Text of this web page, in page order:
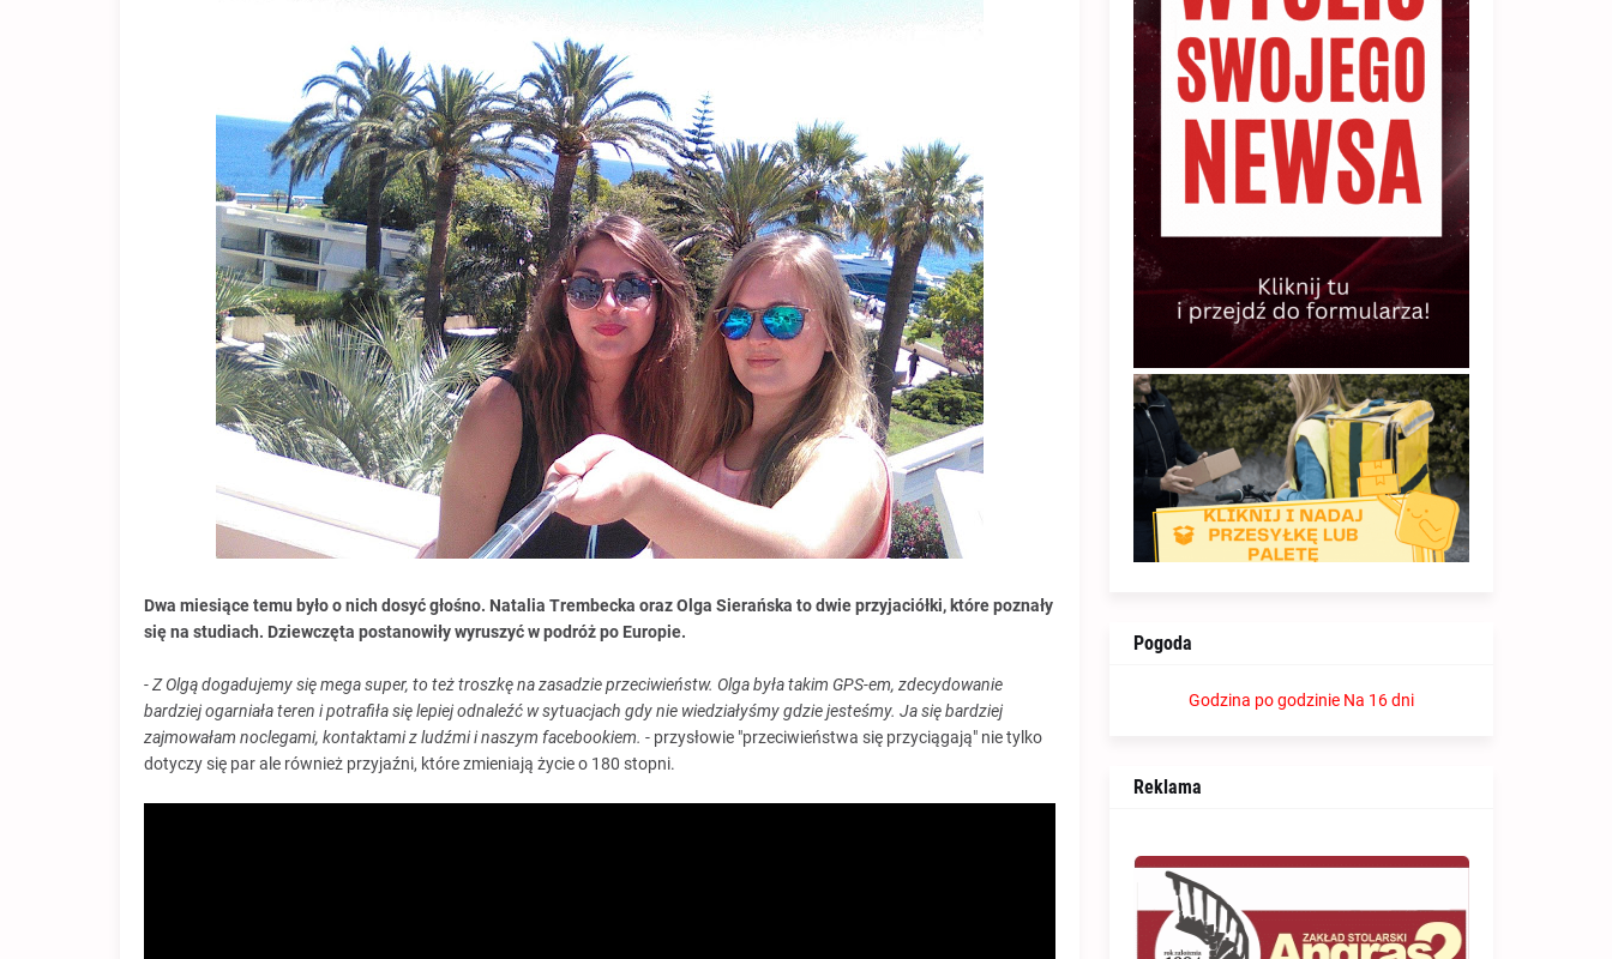
Dwa miesiące temu było o nich dosyć głośno. Natalia Trembecka oraz Olga Sierańska to dwie przyjaciółki, które poznały
się na studiach. Dziewczęta postanowiły wyruszyć w podróż po Europie.
- Z Olgą dogadujemy się mega super, to też troszkę na zasadzie przeciwieństw. Olga była takim GPS-em, zdecydowanie
bardziej ogarniała teren i potrafiła się lepiej odnaleźć w sytuacjach gdy nie wiedziałyśmy gdzie jesteśmy. Ja się bardziej
zajmowałam noclegami, kontaktami z ludźmi i naszym facebookiem. - przysłowie "przeciwieństwa się przyciągają" nie tylko
dotyczy się par ale również przyjaźni, które zmieniają życie o 180 stopni.
Pogoda
Godzina po godzinie Na 16 dni
Reklama